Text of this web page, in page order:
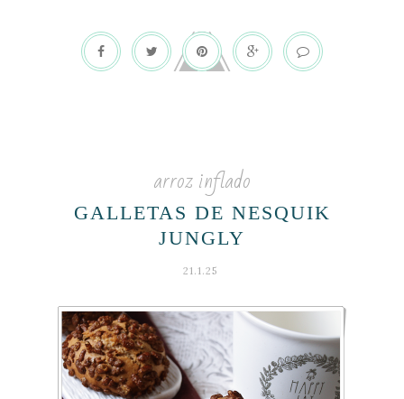
arroz inflado
GALLETAS DE NESQUIK
JUNGLY
21.1.25